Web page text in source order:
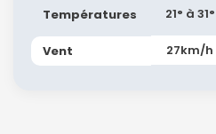
Températures
Vent
21° à 31°
27km/h